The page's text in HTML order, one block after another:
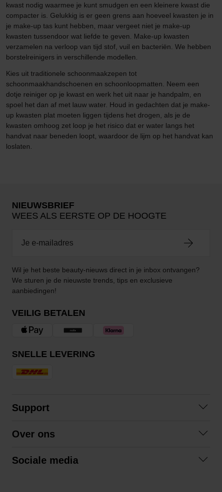
kwast nodig waarmee je kunt smudgen en een kleinere kwast die
compacter is. Gelukkig is er geen grens aan hoeveel kwasten je in
je make-up tas kunt hebben, maar vergeet niet je make-up
kwasten tussendoor wat liefde te geven. Make-up kwasten
verzamelen na verloop van tijd stof, vuil en bacteriën. We hebben
borstelreinigers in verschillende modellen.
Kies uit traditionele schoonmaakzepen tot
schoonmaakhandschoenen en schoonloopmatten. Neem een
dotje reiniger op je kwast en werk het uit naar je handpalm, en
spoel het dan af met lauw water. Houd in gedachten dat je make-
up kwasten plat moeten liggen tijdens het drogen, als je de
kwasten omhoog zet loop je het risico dat er water langs het
handvat naar beneden loopt, waardoor de lijm op het handvat kan
loslaten.
NIEUWSBRIEF
WEES ALS EERSTE OP DE HOOGTE
Wil je het beste beauty-nieuws direct in je inbox ontvangen?
We sturen je de nieuwste trends, tips en exclusieve
aanbiedingen!
VEILIG BETALEN
SNELLE LEVERING
Support
Algemene voorwaarden
Over ons
Sociale media